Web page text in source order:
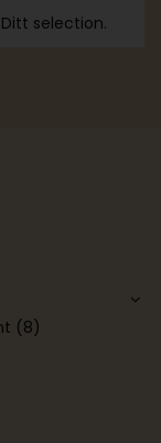
(8)
selection.